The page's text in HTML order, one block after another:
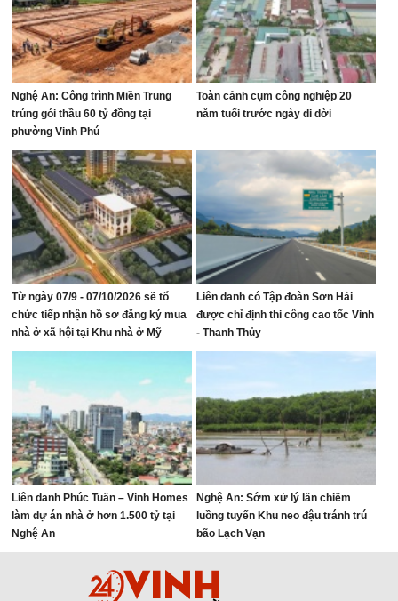
Nghệ An: Công trình Miền Trung
trúng gói thầu 60 tỷ đồng tại
phường Vinh Phú
Toàn cảnh cụm công nghiệp 20
năm tuổi trước ngày di dời
Từ ngày 07/9 - 07/10/2026 sẽ tổ
chức tiếp nhận hồ sơ đăng ký mua
nhà ở xã hội tại Khu nhà ở Mỹ
Thượng, phường Vinh Lộc
Liên danh có Tập đoàn Sơn Hải
được chỉ định thi công cao tốc Vinh
- Thanh Thủy
Liên danh Phúc Tuấn – Vinh Homes
làm dự án nhà ở hơn 1.500 tỷ tại
Nghệ An
Nghệ An: Sớm xử lý lấn chiếm
luồng tuyến Khu neo đậu tránh trú
bão Lạch Vạn